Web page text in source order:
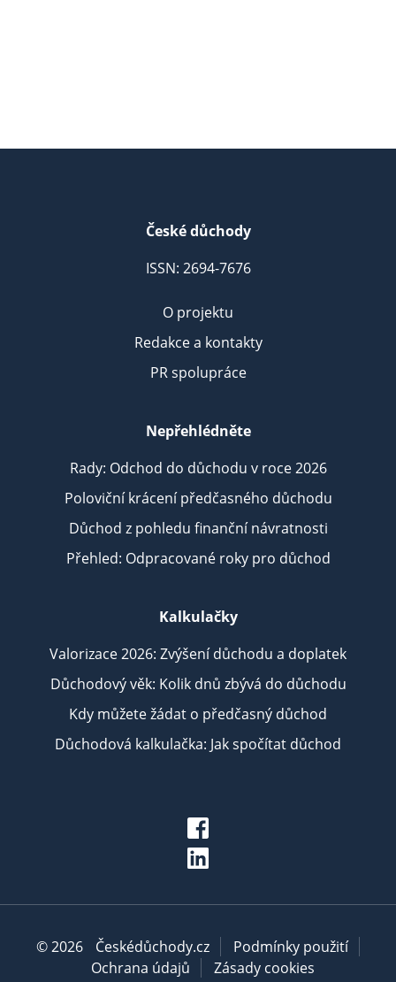
České důchody
ISSN: 2694-7676
O projektu
Redakce a kontakty
PR spolupráce
Nepřehlédněte
Rady: Odchod do důchodu v roce 2026
Poloviční krácení předčasného důchodu
Důchod z pohledu finanční návratnosti
Přehled: Odpracované roky pro důchod
Kalkulačky
Valorizace 2026: Zvýšení důchodu a doplatek
Důchodový věk: Kolik dnů zbývá do důchodu
Kdy můžete žádat o předčasný důchod
Důchodová kalkulačka: Jak spočítat důchod
© 2026 Českédůchody.cz
Podmínky použití
Ochrana údajů
Zásady cookies